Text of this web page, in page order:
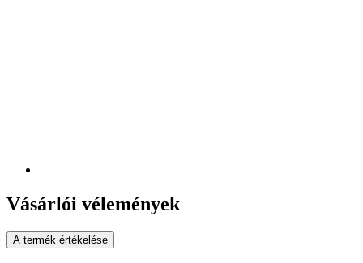
Vásárlói vélemények
A termék értékelése